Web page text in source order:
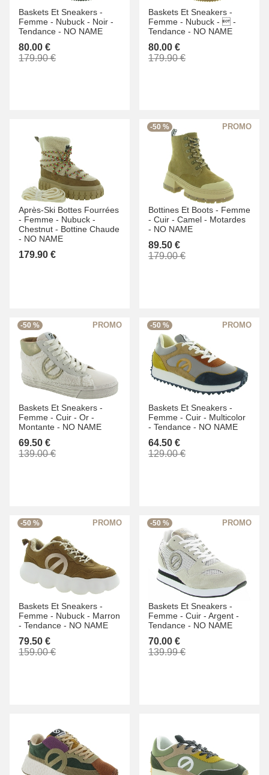
Baskets Et Sneakers -
Femme - Nubuck - Noir -
Tendance - NO NAME
80.00 €
179.90 €
Baskets Et Sneakers -
Femme - Nubuck -  -
Tendance - NO NAME
80.00 €
179.90 €
Après-Ski Bottes Fourrées
- Femme - Nubuck -
Chestnut - Bottine Chaude
- NO NAME
179.90 €
-50 %
Bottines Et Boots - Femme
- Cuir - Camel - Motardes
- NO NAME
89.50 €
179.00 €
-50 %
Baskets Et Sneakers -
Femme - Cuir - Or -
Montante - NO NAME
69.50 €
139.00 €
-50 %
Baskets Et Sneakers -
Femme - Cuir - Multicolor
- Tendance - NO NAME
64.50 €
129.00 €
-50 %
Baskets Et Sneakers -
Femme - Nubuck - Marron
- Tendance - NO NAME
79.50 €
159.00 €
-50 %
Baskets Et Sneakers -
Femme - Cuir - Argent -
Tendance - NO NAME
70.00 €
139.99 €